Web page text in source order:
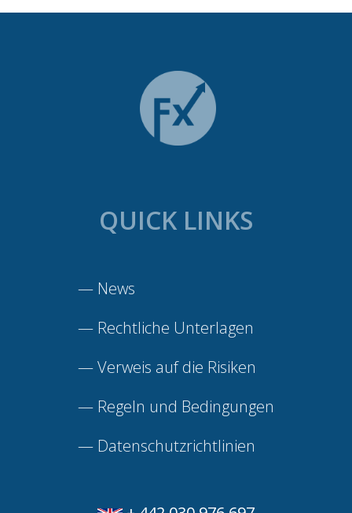
QUICK LINKS
— News
— Rechtliche Unterlagen
—Verweis auf die Risiken
— Regeln und Bedingungen
— Datenschutzrichtlinien